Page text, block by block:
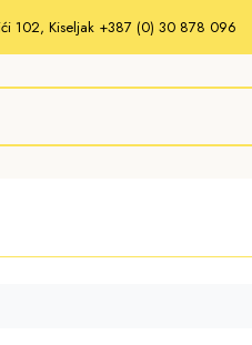
102, Kiseljak +387 (0) 30 878 096